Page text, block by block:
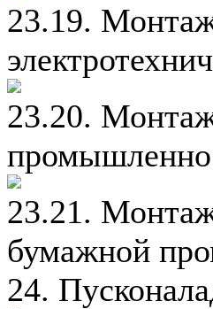
23.19.
23.20.
23.21.
бумажной
24.